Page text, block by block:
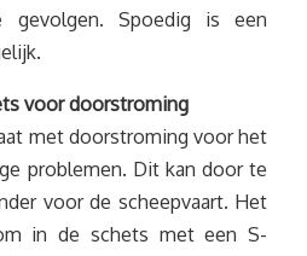
gevolgen. Spoedig is een
voor doorstroming
met doorstroming voor het
problemen. Dit kan door te
voor de scheepvaart. Het
in de schets met een S-